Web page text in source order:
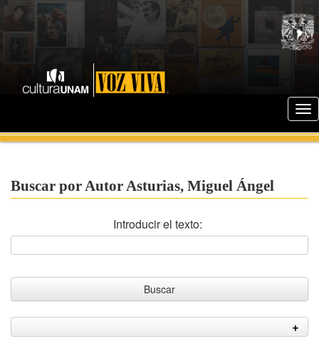
Buscar por Autor Asturias, Miguel Ángel
Introducir el texto: